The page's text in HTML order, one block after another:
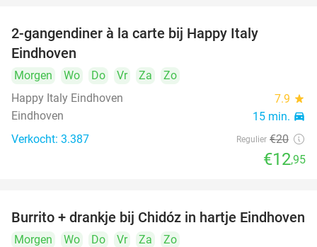
2-gangendiner à la carte bij Happy Italy
Eindhoven
Morgen Wo Do Vr Za
Zo
Happy Italy Eindhoven
7.9 star
Eindhoven 15 min. directions_car
Verkocht: 3.387 Regulier €20
€12,95
36%
Burrito + drankje bij Chidóz in hartje Eindhoven
Morgen Wo Do Vr Za
Zo